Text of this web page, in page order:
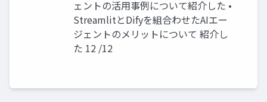
ェントの活用事例について紹介した •
StreamlitとDifyを組合わせたAIエー
ジェントのメリットについて 紹介し
た 12 /12